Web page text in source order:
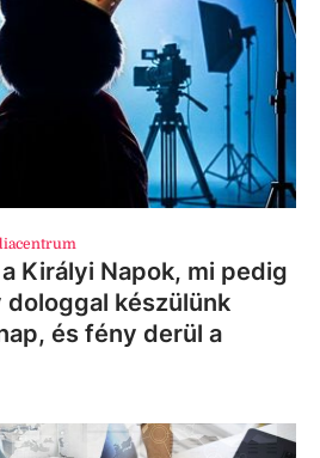
Királyi Napok, mi pedig
dologgal készülünk
és fény derül a